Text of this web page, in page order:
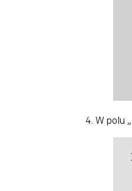
W polu